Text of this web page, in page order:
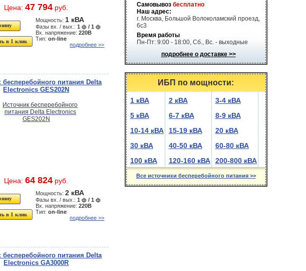
Цена:47 794 руб.
в 1 клик
Мощность: 1 кВА
Фазы вх. / вых.:1 ф / 1 ф
Вх. напряжение:220В
Тип:on-line
подробнее >>
бесперебойного питания Delta
Electronics GES202N
Цена:64 824 руб.
в 1 клик
Мощность:2 кВА
Фазы вх. / вых.:1 ф / 1 ф
Вх. напряжение:220В
Тип:on-line
подробнее >>
бесперебойного питания Delta
Electronics GA3000R
Самовывоз бесплатно
Наш адрес:
г. Москва, Большой Волоколамский проезд,
6с3
Время работы
Пн-Пт: 9:00 - 18:00, Сб., Вс. - выходные
подробнее о доставке >>
ИБП по мощности:
1 кВА 2 кВА
3-4 кВА
5 кВА
6-7 кВА
8-9 кВА
10-14 кВА
15-19 кВА
20 кВА
30 кВА
40-50 кВА
60-80 кВА
100 кВА
120-160 кВА 200-800 кВА
Все источники бесперебойного питания >>